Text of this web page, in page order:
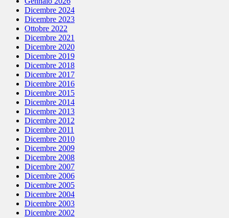
Dicembre 2024
Dicembre 2023
Ottobre 2022
Dicembre 2021
Dicembre 2020
Dicembre 2019
Dicembre 2018
Dicembre 2017
Dicembre 2016
Dicembre 2015
Dicembre 2014
Dicembre 2013
Dicembre 2012
Dicembre 2011
Dicembre 2010
Dicembre 2009
Dicembre 2008
Dicembre 2007
Dicembre 2006
Dicembre 2005
Dicembre 2004
Dicembre 2003
Dicembre 2002